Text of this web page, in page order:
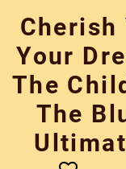
content
Cherish
Your
The
The